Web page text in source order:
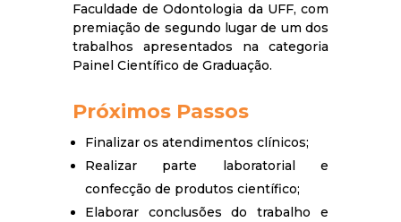
Faculdade de Odontologia da UFF, com
premiação de segundo lugar de um dos
trabalhos apresentados na categoria
Painel Científico de Graduação.
Próximos Passos
Finalizar os atendimentos clínicos;
Realizar parte laboratorial e
confecção de produtos científico;
Elaborar conclusões do trabalho e